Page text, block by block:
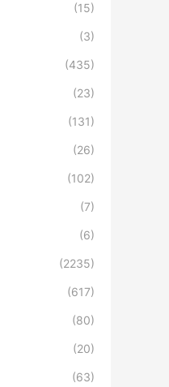
(15)
(3)
(435)
(23)
(131)
(26)
(102)
(7)
(6)
(2235)
(617)
(80)
(20)
(63)